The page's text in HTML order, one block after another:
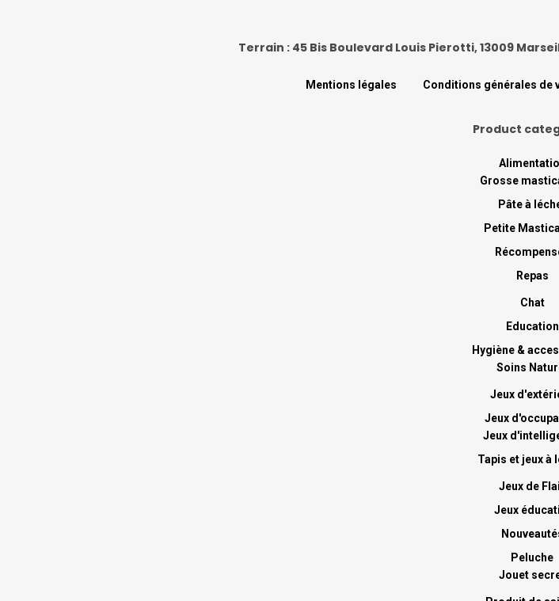
Terrain : 45 Bis Boulevard Louis Pierotti, 13009
Mentions légales Conditions générales de
Product
Grosse
Pâte à
Petite
Repas
Chat
Education
Hygiène &
Soins
Jeux
Jeux
Jeux
Tapis et jeux à
Jeux de
Jeux
Peluche
Jouet